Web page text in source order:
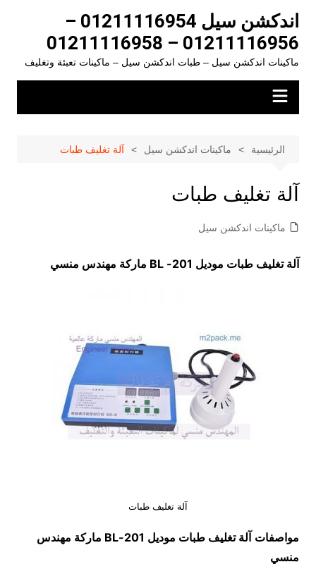
المحتوى
اندكشن سيل 01211116954 –
01211116956 – 01211116958
ماكينات اندكشن سيل – طبات اندكشن سيل – ماكينات تعبئة وتغليف
الرئيسية ماكينات اندكشن سيل آلة تغليف طبات
آلة تغليف طبات
ماكينات اندكشن سيل
آلة تغليف طبات موديل 201- BL ماركة مهندس منسي
آلة تغليف طبات
مواصفات آلة تغليف طبات موديل 201-BL
ماركة مهندس
منسي